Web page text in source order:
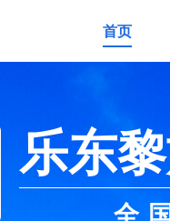
首页
乐东
全